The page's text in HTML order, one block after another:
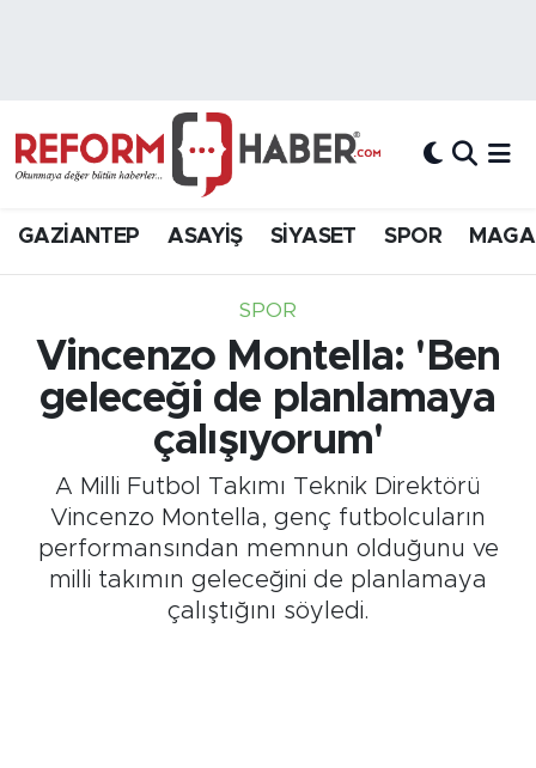
GAZİANTEP ASAYİŞ SİYASET SPOR
SPOR
Vincenzo Montella: 'Ben
geleceği de planlamaya
çalışıyorum'
A Milli Futbol Takımı Teknik Direktörü
Vincenzo Montella, genç futbolcuların
performansından memnun olduğunu ve
milli takımın geleceğini de planlamaya
çalıştığını söyledi.
Hava Durumu
Süper Lig Puan Durumu ve Fikstür
Tüm Manşetler
Son Dakika Haberleri
Haber Arşivi